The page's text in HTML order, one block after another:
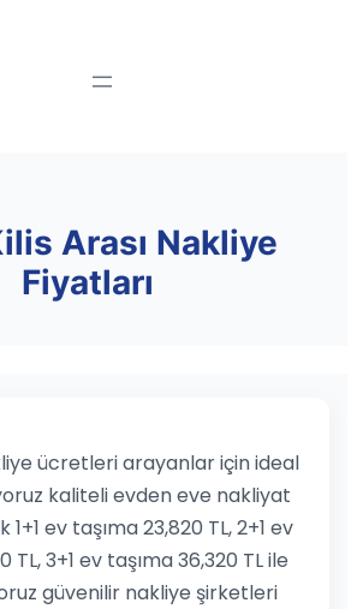
Arası Nakliye
Fiyatları
ücretleri arayanlar için ideal
kaliteli evden eve nakliyat
1+1 ev taşıma 23,820 TL, 2+1 ev
TL, 3+1 ev taşıma 36,320 TL ile
güvenilir nakliye şirketleri